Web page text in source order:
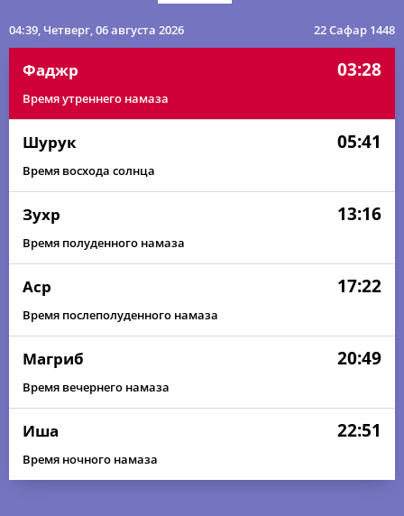
04:39, Четверг, 06 августа 2026 22 Сафар 1448
Фаджр 03:28
Время утреннего намаза
Шурук 05:41
Время восхода солнца
Зухр 13:16
Время полуденного намаза
Аср 17:22
Время послеполуденного намаза
Магриб 20:49
Время вечернего намаза
Иша 22:51
Время ночного намаза